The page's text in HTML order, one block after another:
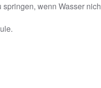
wenn Wasser